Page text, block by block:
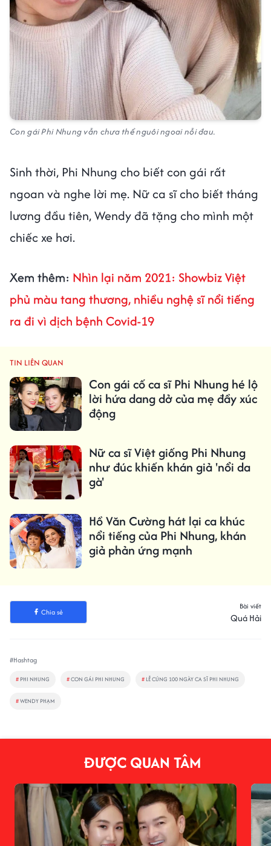
Con gái Phi Nhung vẫn chưa thể nguôi ngoai nỗi đau.
Sinh thời, Phi Nhung cho biết con gái rất
ngoan và nghe lời mẹ. Nữ ca sĩ cho biết tháng
lương đầu tiên, Wendy đã tặng cho mình một
chiếc xe hơi.
Xem thêm: Nhìn lại năm 2021: Showbiz Việt
phủ màu tang thương, nhiều nghệ sĩ nổi tiếng
ra đi vì dịch bệnh Covid-19
TIN LIÊN QUAN
Con gái cố ca sĩ Phi Nhung hé lộ
lời hứa dang dở của mẹ đầy xúc
động
Nữ ca sĩ Việt giống Phi Nhung
như đúc khiến khán giả 'nổi da
gà'
Hồ Văn Cường hát lại ca khúc
nổi tiếng của Phi Nhung, khán
giả phản ứng mạnh
Chia sẻ
Bài viết
Quá Hải
#Hashtag
# PHI NHUNG #CON GÁI PHI NHUNG # LỄ CÚNG 100 NGÀY CA SĨ PHI NHUNG
#WENDY PHẠM
ĐƯỢC QUAN TÂM